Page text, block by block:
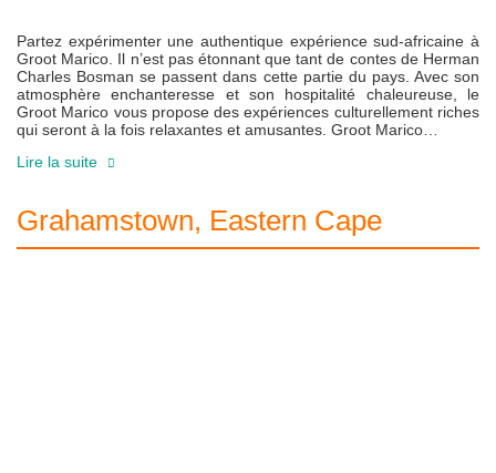
Partez expérimenter une authentique expérience sud-africaine à
Groot Marico. Il n’est pas étonnant que tant de contes de Herman
Charles Bosman se passent dans cette partie du pays. Avec son
atmosphère enchanteresse et son hospitalité chaleureuse, le
Groot Marico vous propose des expériences culturellement riches
qui seront à la fois relaxantes et amusantes. Groot Marico…
Lire la suite
Grahamstown, Eastern Cape